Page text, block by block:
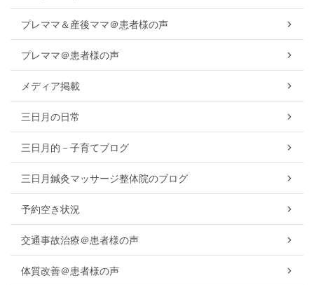
プレママ＆産後ママ＠患者様の声
プレママ＠患者様の声
メディア掲載
三日月の日常
三日月的－子育てブログ
三日月鍼灸マッサージ整体院のブログ
予約空き状況
交通事故治療＠患者様の声
体質改善＠患者様の声